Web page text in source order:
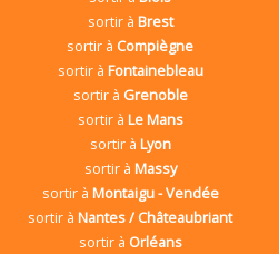
sortir à Brest
sortir à Compiègne
sortir à Fontainebleau
sortir à Grenoble
sortir à Le Mans
sortir à Lyon
sortir à Massy
sortir à Montaigu - Vendée
sortir àNantes / Châteaubriant
sortir à Orléans